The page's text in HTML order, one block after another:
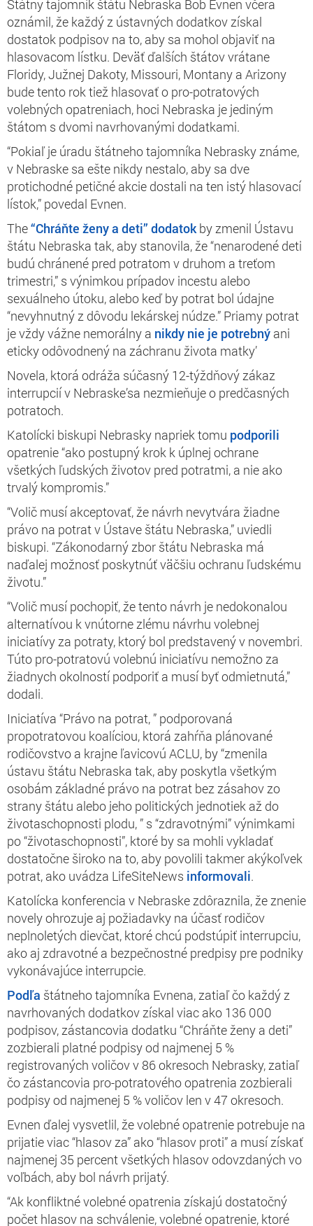
Státny tajomník štátu Nebraska Bob Evnen včera
oznámil, že každý z ústavných dodatkov získal
dostatok podpisov na to, aby sa mohol objaviť na
hlasovacom lístku. Deväť ďalších štátov vrátane
Floridy, Južnej Dakoty, Missouri, Montany a Arizony
bude tento rok tiež hlasovať o pro-potratových
volebných opatreniach, hoci Nebraska je jediným
štátom s dvomi navrhovanými dodatkami.
“Pokiaľ je úradu štátneho tajomníka Nebrasky známe,
v Nebraske sa ešte nikdy nestalo, aby sa dve
protichodné petičné akcie dostali na ten istý hlasovací
lístok,” povedal Evnen.
The“Chráňte ženy a deti” dodatokby zmenil Ústavu
štátu Nebraska tak, aby stanovila, že “nenarodené deti
budú chránené pred potratom v druhom a treťom
trimestri,” s výnimkou prípadov incestu alebo
sexuálneho útoku, alebo keď by potrat bol údajne
“nevyhnutný z dôvodu lekárskej núdze.” Priamy potrat
je vždy vážne nemorálny a nikdy nie je potrebný ani
eticky odôvodnený na záchranu života matky’
Novela, ktorá odráža súčasný 12-týždňový zákaz
interrupcií v Nebraske’sa nezmieňuje o predčasných
potratoch.
Katolícki biskupi Nebrasky napriek tomu podporili
opatrenie “ako postupný krok k úplnej ochrane
všetkých ľudských životov pred potratmi, a nie ako
trvalý kompromis.”
“Volič musí akceptovať, že návrh nevytvára žiadne
právo na potrat v Ústave štátu Nebraska,” uviedli
biskupi. “Zákonodarný zbor štátu Nebraska má
naďalej možnosť poskytnúť väčšiu ochranu ľudskému
životu.”
“Volič musí pochopiť, že tento návrh je nedokonalou
alternatívou k vnútorne zlému návrhu volebnej
iniciatívy za potraty, ktorý bol predstavený v novembri.
Túto pro-potratovú volebnú iniciatívu nemožno za
žiadnych okolností podporiť a musí byť odmietnutá,”
dodali.
Iniciatíva “Právo na potrat, ” podporovaná
propotratovou koalíciou, ktorá zahŕňa plánované
rodičovstvo a krajne ľavicovú ACLU, by “zmenila
ústavu štátu Nebraska tak, aby poskytla všetkým
osobám základné právo na potrat bez zásahov zo
strany štátu alebo jeho politických jednotiek až do
životaschopnosti plodu, ” s “zdravotnými” výnimkami
po “životaschopnosti”, ktoré by sa mohli vykladať
dostatočne široko na to, aby povolili takmer akýkoľvek
potrat, ako uvádza LifeSiteNews informovali.
Katolícka konferencia v Nebraske zdôraznila, že znenie
novely ohrozuje aj požiadavky na účasť rodičov
neplnoletých dievčat, ktoré chcú podstúpiť interrupciu,
ako aj zdravotné a bezpečnostné predpisy pre podniky
vykonávajúce interrupcie.
Podľa štátneho tajomníka Evnena, zatiaľ čo každý z
navrhovaných dodatkov získal viac ako 136 000
podpisov, zástancovia dodatku “Chráňte ženy a deti”
zozbierali platné podpisy od najmenej 5 %
registrovaných voličov v 86 okresoch Nebrasky, zatiaľ
čo zástancovia pro-potratového opatrenia zozbierali
podpisy od najmenej 5 % voličov len v 47 okresoch.
Evnen ďalej vysvetlil, že volebné opatrenie potrebuje na
prijatie viac “hlasov za” ako “hlasov proti” a musí získať
najmenej 35 percent všetkých hlasov odovzdaných vo
voľbách, aby bol návrh prijatý.
“Ak konfliktné volebné opatrenia získajú dostatočný
počet hlasov na schválenie, volebné opatrenie, ktoré